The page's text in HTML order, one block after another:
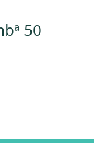
50